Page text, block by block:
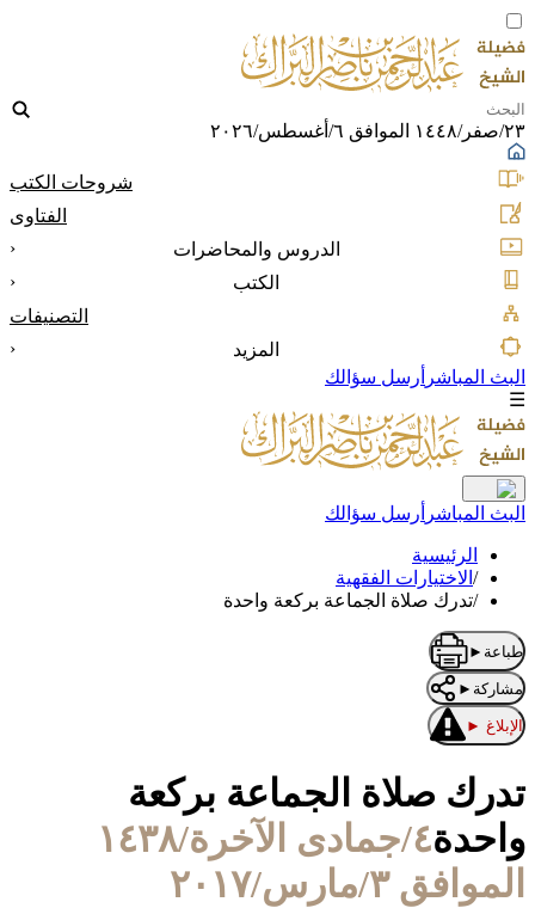
٢٣/صفر/١٤٤٨ الموافق ٦/أغسطس/٢٠٢٦
شروحات الكتب
الفتاوى
الدروس والمحاضرات
‹
الكتب
‹
التصنيفات
المزيد
‹
البث المباشر أرسل سؤالك
☰
البث المباشر أرسل سؤالك
الرئيسية
/ الاختيارات الفقهية
/تدرك صلاة الجماعة بركعة واحدة
طباعة ►
مشاركة ►
الإبلاغ ►
تدرك صلاة الجماعة بركعة
واحدة
٤/جمادى الآخرة/١٤٣٨
الموافق ٣/مارس/٢٠١٧